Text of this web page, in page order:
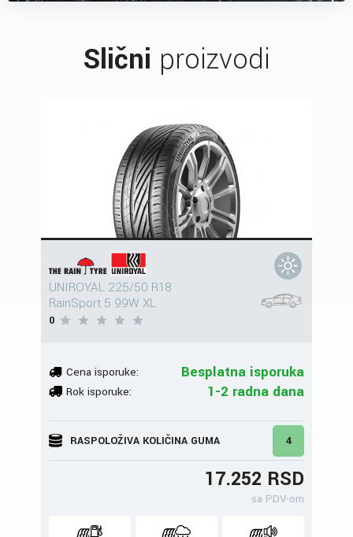
Slični proizvodi
UNIROYAL 225/50 R18
RainSport 5 99W XL
0
Cena isporuke: Besplatna isporuka
Rok isporuke: 1-2 radna dana
RASPOLOŽIVA KOLIČINA GUMA 4
17.252 RSD
sa PDV-om